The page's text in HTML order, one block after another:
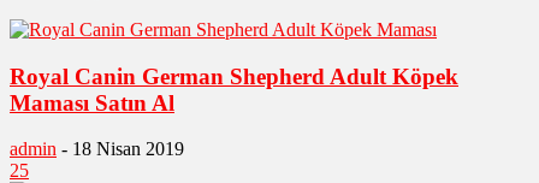
Royal Canin German Shepherd Adult Köpek
Maması Satın Al
admin - 18 Nisan 2019
25